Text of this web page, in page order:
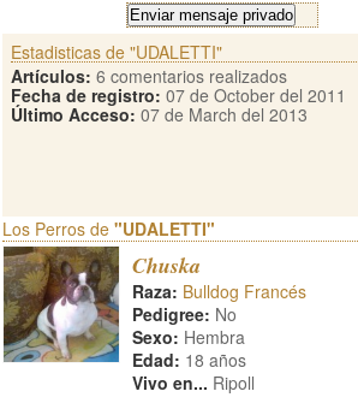
Estadisticas de "UDALETTI"
Artículos: 6 comentarios realizados
Fecha de registro: 07 de October del 2011
Último Acceso: 07 de March del 2013
Los Perros de "UDALETTI"
Chuska
Raza: Bulldog Francés
Pedigree: No
Sexo: Hembra
Edad: 18 años
Vivo en... Ripoll